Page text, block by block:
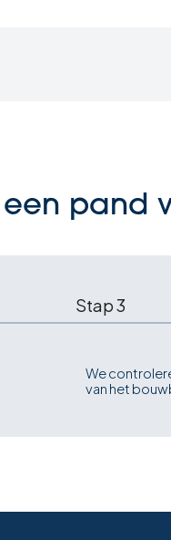
een pand
Stap 3
We
van het